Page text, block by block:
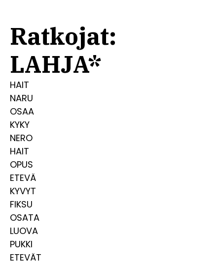
Ratkojat:
LAHJA*
HAIT
NARU
OSAA
KYKY
NERO
HAIT
OPUS
ETEVÄ
KYVYT
FIKSU
OSATA
LUOVA
PUKKI
ETEVÄT